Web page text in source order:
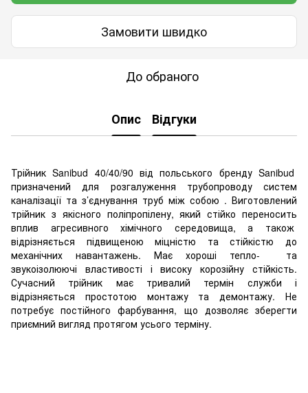
Замовити швидко
До обраного
Опис Відгуки
Трійник Sanibud 40/40/90 від польського бренду Sanibud
призначений для розгалуження трубопроводу систем
каналізації та з’єднування труб між собою . Виготовлений
трійник з якісного поліпропілену, який стійко переносить
вплив агресивного хімічного середовища, а також
відрізняється підвищеною міцністю та стійкістю до
механічних навантажень. Має хороші тепло- та
звукоізолюючі властивості і високу корозійну стійкість.
Сучасний трійник має тривалий термін служби і
відрізняється простотою монтажу та демонтажу. Не
потребує постійного фарбування, що дозволяє зберегти
приємний вигляд протягом усього терміну.